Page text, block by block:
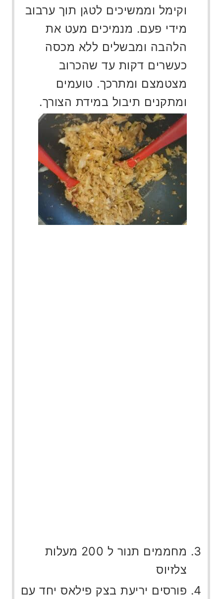
וקימל וממשיכים לטגן תוך ערבוב
מידי פעם. מנמיכים מעט את
הלהבה ומבשלים ללא מכסה
כעשרים דקות עד שהכרוב
מצטמצם ומתרכך. טועמים
ומתקנים תיבול במידת הצורך.
מחממים תנור ל 200 מעלות
צלזיוס
פורסים יריעת בצק פילאס יחד עם